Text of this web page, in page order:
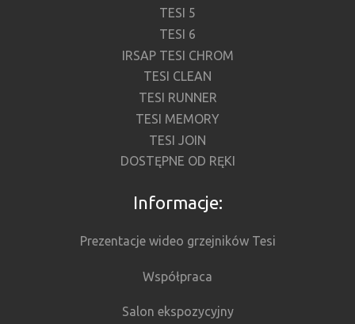
TESI 5
TESI 6
IRSAP TESI CHROM
TESI CLEAN
TESI RUNNER
TESI MEMORY
TESI JOIN
DOSTĘPNE OD RĘKI
Informacje:
Prezentacje wideo grzejników Tesi
Współpraca
Salon ekspozycyjny